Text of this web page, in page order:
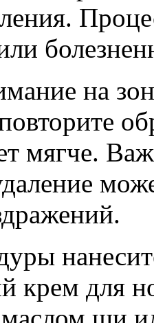
на
мягче.
для